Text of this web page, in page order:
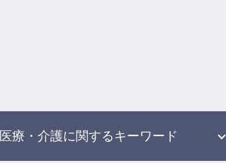
医療・介護に関するキーワード